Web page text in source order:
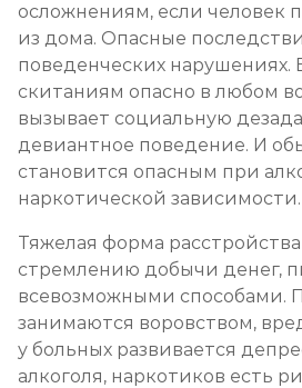
осложнениям, если человек
из дома. Опасные
поведенческих нарушениях.
скитаниям опасно в любом
вызывает социальную
девиантное поведение. И
становится опасным при
наркотической зависимости.
Тяжелая форма
стремлению добычи денег,
всевозможными способами.
занимаются воровством,
у больных развивается
алкоголя, наркотиков есть